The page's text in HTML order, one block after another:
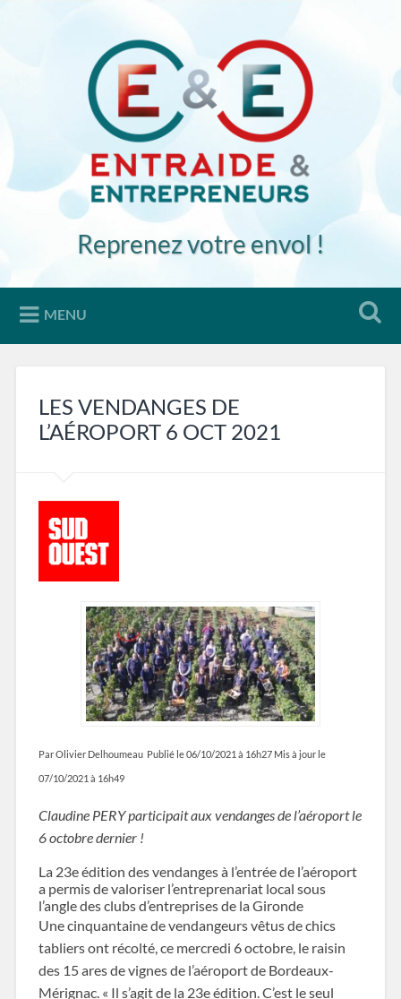
Reprenez votre envol !
MENU
LES VENDANGES DE
L’AÉROPORT 6 OCT 2021
Par Olivier Delhoumeau Publié le 06/10/2021 à 16h27 Mis à jour le
07/10/2021 à 16h49
Claudine PERY participait aux vendanges de l’aéroport le
6 octobre dernier !
La 23e édition des vendanges à l’entrée de l’aéroport
a permis de valoriser l’entreprenariat local sous
l’angle des clubs d’entreprises de la Gironde
Une cinquantaine de vendangeurs vêtus de chics
tabliers ont récolté, ce mercredi 6 octobre, le raisin
des 15 ares de vignes de l’aéroport de Bordeaux-
Mérignac. « Il s’agit de la 23e édition. C’est le seul